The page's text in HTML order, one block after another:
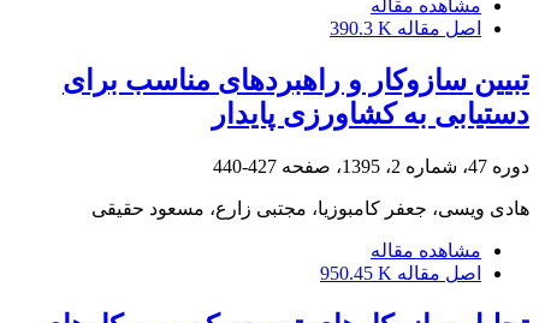
مشاهده مقاله
اصل مقاله 390.3 K
تبیین سازوکار و راهبردهای مناسب برای
دستیابی به کشاورزی پایدار
دوره 47، شماره 2، 1395، صفحه 427-440
هادی ویسی، جعفر کامبوزیا، مجتبی زارع، مسعود حقیقی
مشاهده مقاله
اصل مقاله 950.45 K